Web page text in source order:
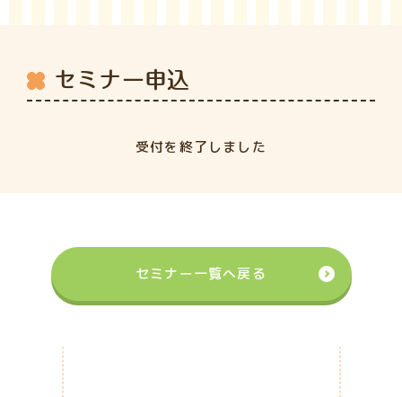
セミナー申込
受付を終了しました
セミナー一覧へ戻る